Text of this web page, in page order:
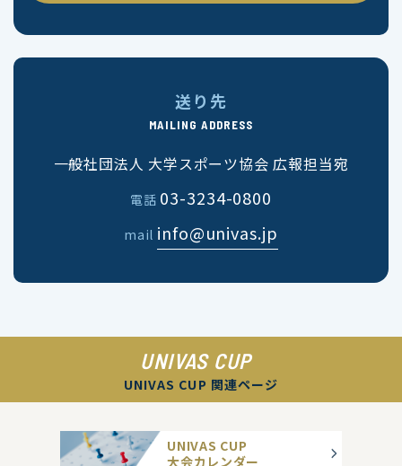
送り先
MAILING ADDRESS
一般社団法人 大学スポーツ協会 広報担当宛
電話 03-3234-0800
mail info@univas.jp
UNIVAS CUP
UNIVAS CUP 関連ページ
UNIVAS CUP
大会カレンダー